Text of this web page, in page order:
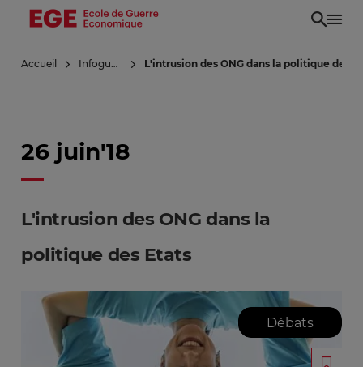
Aller
principal
Accueil Infoguerre L'intrusion des ONG dans la politique des
26 juin'18
L'intrusion des ONG dans la
politique des Etats
Débats